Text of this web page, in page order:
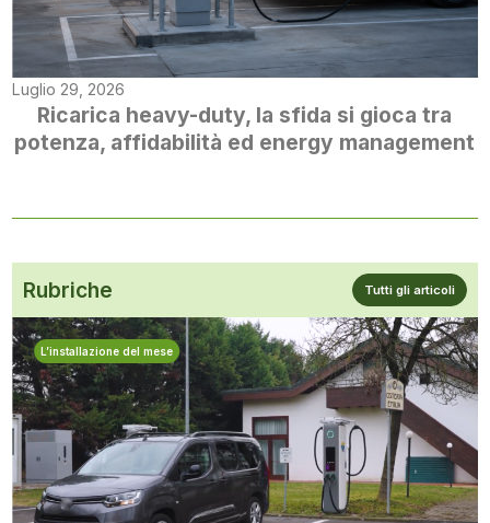
Luglio 29, 2026
Ricarica heavy-duty, la sfida si gioca tra
potenza, affidabilità ed energy management
Rubriche Tutti gli articoli
L’installazione del mese